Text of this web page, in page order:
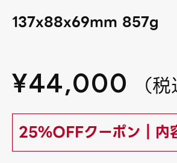
137x88x69mm 857g
¥44,000 （税
25%OFFクーポン｜内